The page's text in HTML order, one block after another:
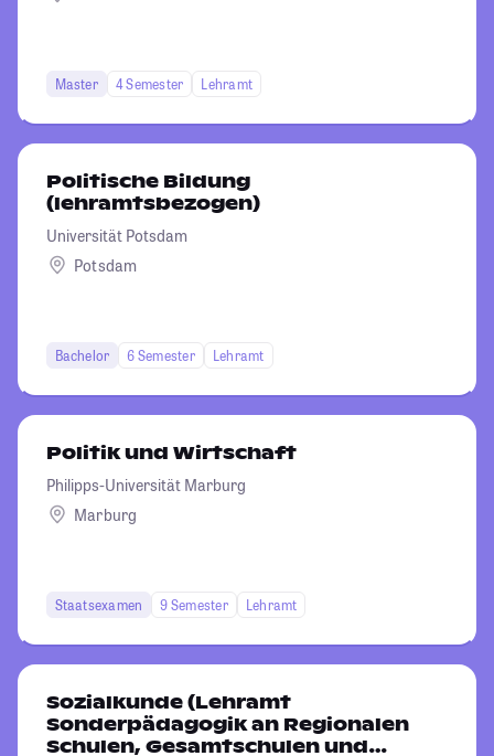
Master 4 Semester Lehramt
Politische Bildung
(lehramtsbezogen)
Universität Potsdam
Potsdam
Bachelor 6 Semester Lehramt
Politik und Wirtschaft
Philipps-Universität Marburg
Marburg
Staatsexamen 9 Semester Lehramt
Sozialkunde (Lehramt
Sonderpädagogik an Regionalen
Schulen, Gesamtschulen und